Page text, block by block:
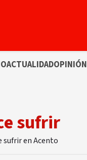
ACTUALIDADOPINIÓN
sufrir
sufrir en Acento